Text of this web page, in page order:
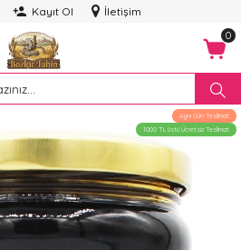
Kayıt Ol İletişim
0
Aynı Gün Teslimat
1000 TL üstü Ücretsiz Teslimat